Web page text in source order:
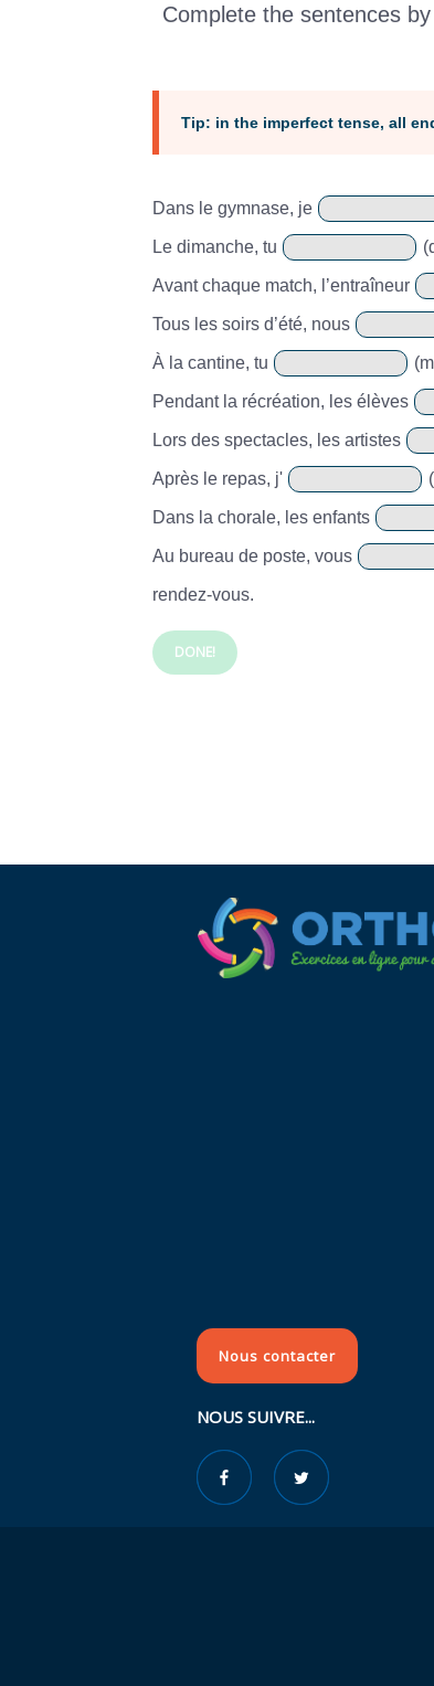
Complete the sentences
Tip: in the imperfect tense, all
Dans le gymnase, je
Le dimanche, tu
Avant chaque match, l’entraîneur
Tous les soirs d’été, nous
À la cantine, tu
Pendant la récréation, les élèves
Lors des spectacles, les artistes
Après le repas, j'
Dans la chorale, les enfants
Au bureau de poste, vous
rendez-vous.
DONE!
Nous contacter
NOUS SUIVRE...